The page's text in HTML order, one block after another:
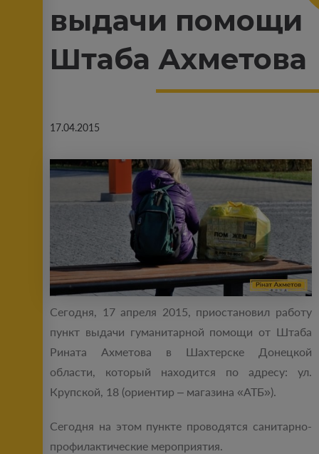
выдачи помощи
Штаба Ахметова
17.04.2015
Сегодня, 17 апреля 2015, приостановил работу
пункт выдачи гуманитарной помощи от Штаба
Рината Ахметова в Шахтерске Донецкой
области, который находится по адресу: ул.
Крупской, 18 (ориентир – магазина «АТБ»).
Сегодня на этом пункте проводятся санитарно-
профилактические мероприятия.